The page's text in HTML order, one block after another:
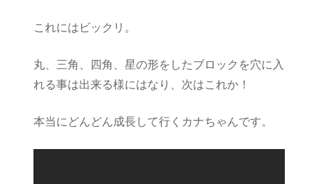
これにはビックリ。
丸、三角、四角、星の形をしたブロックを穴に入
れる事は出来る様にはなり、次はこれか！
本当にどんどん成長して行くカナちゃんです。